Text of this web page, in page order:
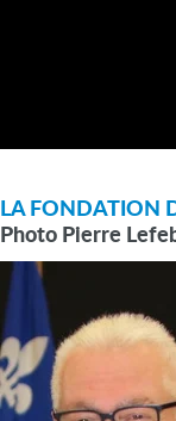
LA FONDATION
Photo Pierre